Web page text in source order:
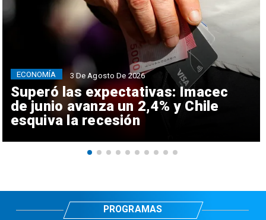
Superó las expectativas: Imacec
de junio avanza un 2,4% y Chile
esquiva la recesión
ECONOMÍA 3 De Agosto De 2026
PROGRAMAS